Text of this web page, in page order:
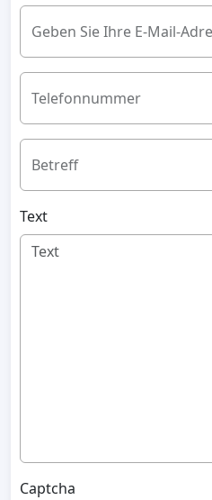
Geben Sie Ihre E-Mail-
Telefonnummer
Betreff
Text
Captcha